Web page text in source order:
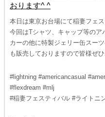
おります^ ^
本日は東京お台場にて稲妻フェ
今回はTシャツ、キャップ等のア
カーの他に特製ジェリー缶スー
も販売しておりますので皆様ぜ
#lightning #americancasual
#flexdream #mlj
#稲妻フェスティバル #ライトニ